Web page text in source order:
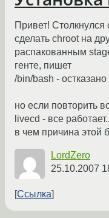
Привет! Столкнулся
сделать chroot на
распакованным
генте, пишет
/bin/bash -
но если повторить
livecd - все
в чем причина этой
LordZero
25.10.2007
Ссылка